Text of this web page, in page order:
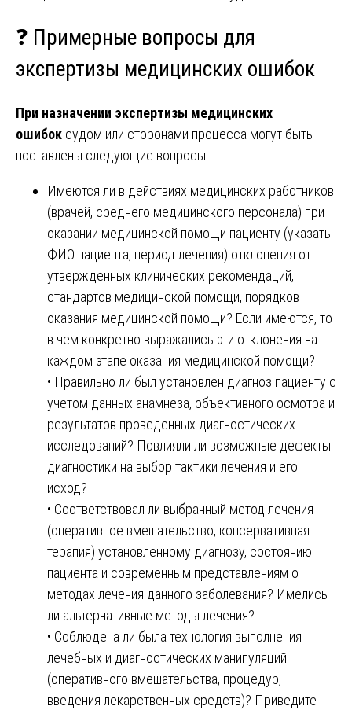
❓ Примерные вопросы для
экспертизы медицинских ошибок
При назначении экспертизы медицинских
ошибок судом или сторонами процесса могут быть
поставлены следующие вопросы:
Имеются ли в действиях медицинских работников
(врачей, среднего медицинского персонала) при
оказании медицинской помощи пациенту (указать
ФИО пациента, период лечения) отклонения от
утвержденных клинических рекомендаций,
стандартов медицинской помощи, порядков
оказания медицинской помощи? Если имеются, то
в чем конкретно выражались эти отклонения на
каждом этапе оказания медицинской помощи?
• Правильно ли был установлен диагноз пациенту с
учетом данных анамнеза, объективного осмотра и
результатов проведенных диагностических
исследований? Повлияли ли возможные дефекты
диагностики на выбор тактики лечения и его
исход?
• Соответствовал ли выбранный метод лечения
(оперативное вмешательство, консервативная
терапия) установленному диагнозу, состоянию
пациента и современным представлениям о
методах лечения данного заболевания? Имелись
ли альтернативные методы лечения?
• Соблюдена ли была технология выполнения
лечебных и диагностических манипуляций
(оперативного вмешательства, процедур,
введения лекарственных средств)? Приведите